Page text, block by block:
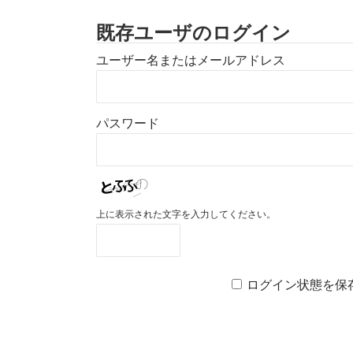
既存ユーザのログイン
ユーザー名またはメールアドレス
パスワード
上に表示された文字を入力してください。
ログイン状態を保